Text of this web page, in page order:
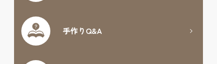
手作りQ&A